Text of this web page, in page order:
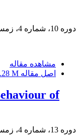
دوره 10، شماره 4، زمستان 2022، صفحه
مشاهده مقاله
اصل مقاله M
of
دوره 13، شماره 4، زمستان 2025، صفحه